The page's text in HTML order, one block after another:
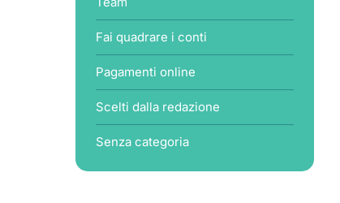
Fai quadrare i conti
Pagamenti online
Scelti dalla redazione
Senza categoria